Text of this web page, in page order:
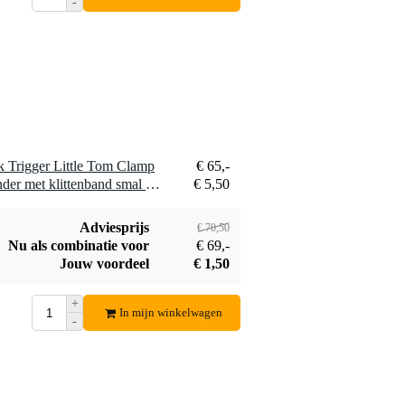
Trigger Little Tom Clamp
€ 65,-
1 x Innox Snap 27 kabelbinder met klittenband smal zwart (10 stuks)
€ 5,50
Adviesprijs € 70,50
Nu als combinatie voor
€ 69,-
Jouw voordeel
€ 1,50
+
-
In mijn winkelwagen